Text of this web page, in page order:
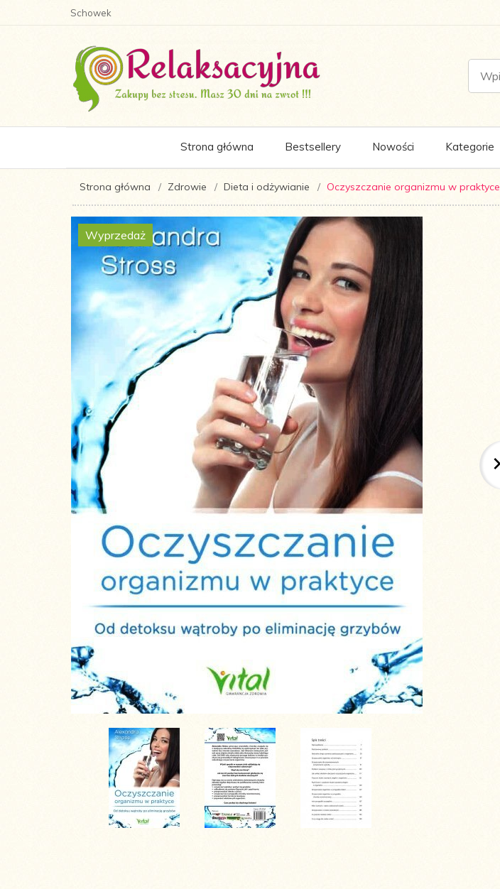
Schowek
Strona główna Bestsellery Nowości Kategorie
Strona główna Zdrowie Dieta i odżywianie Oczyszczanie organizmu w praktyce
Wyprzedaż